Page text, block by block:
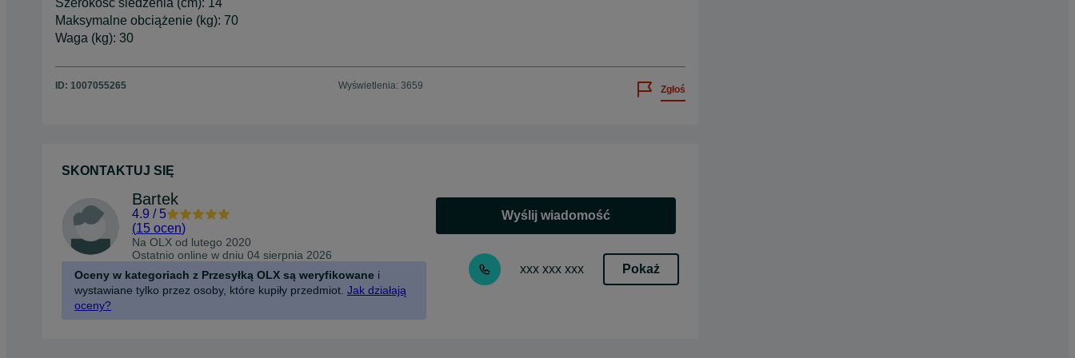
Maksymalne obciążenie (kg): 70
Waga (kg): 30
ID: 1007055265 Wyświetlenia: 3659 Zgłoś
SKONTAKTUJ SIĘ
Bartek
4.9 / 5
(15 ocen)
Na OLX od lutego 2020
Ostatnio online w dniu 04 sierpnia 2026
Oceny w kategoriach z Przesyłką OLX są weryfikowane i
wystawiane tylko przez osoby, które kupiły przedmiot. Jak działają
oceny?
Wyślij wiadomość
xxx xxx xxx Pokaż